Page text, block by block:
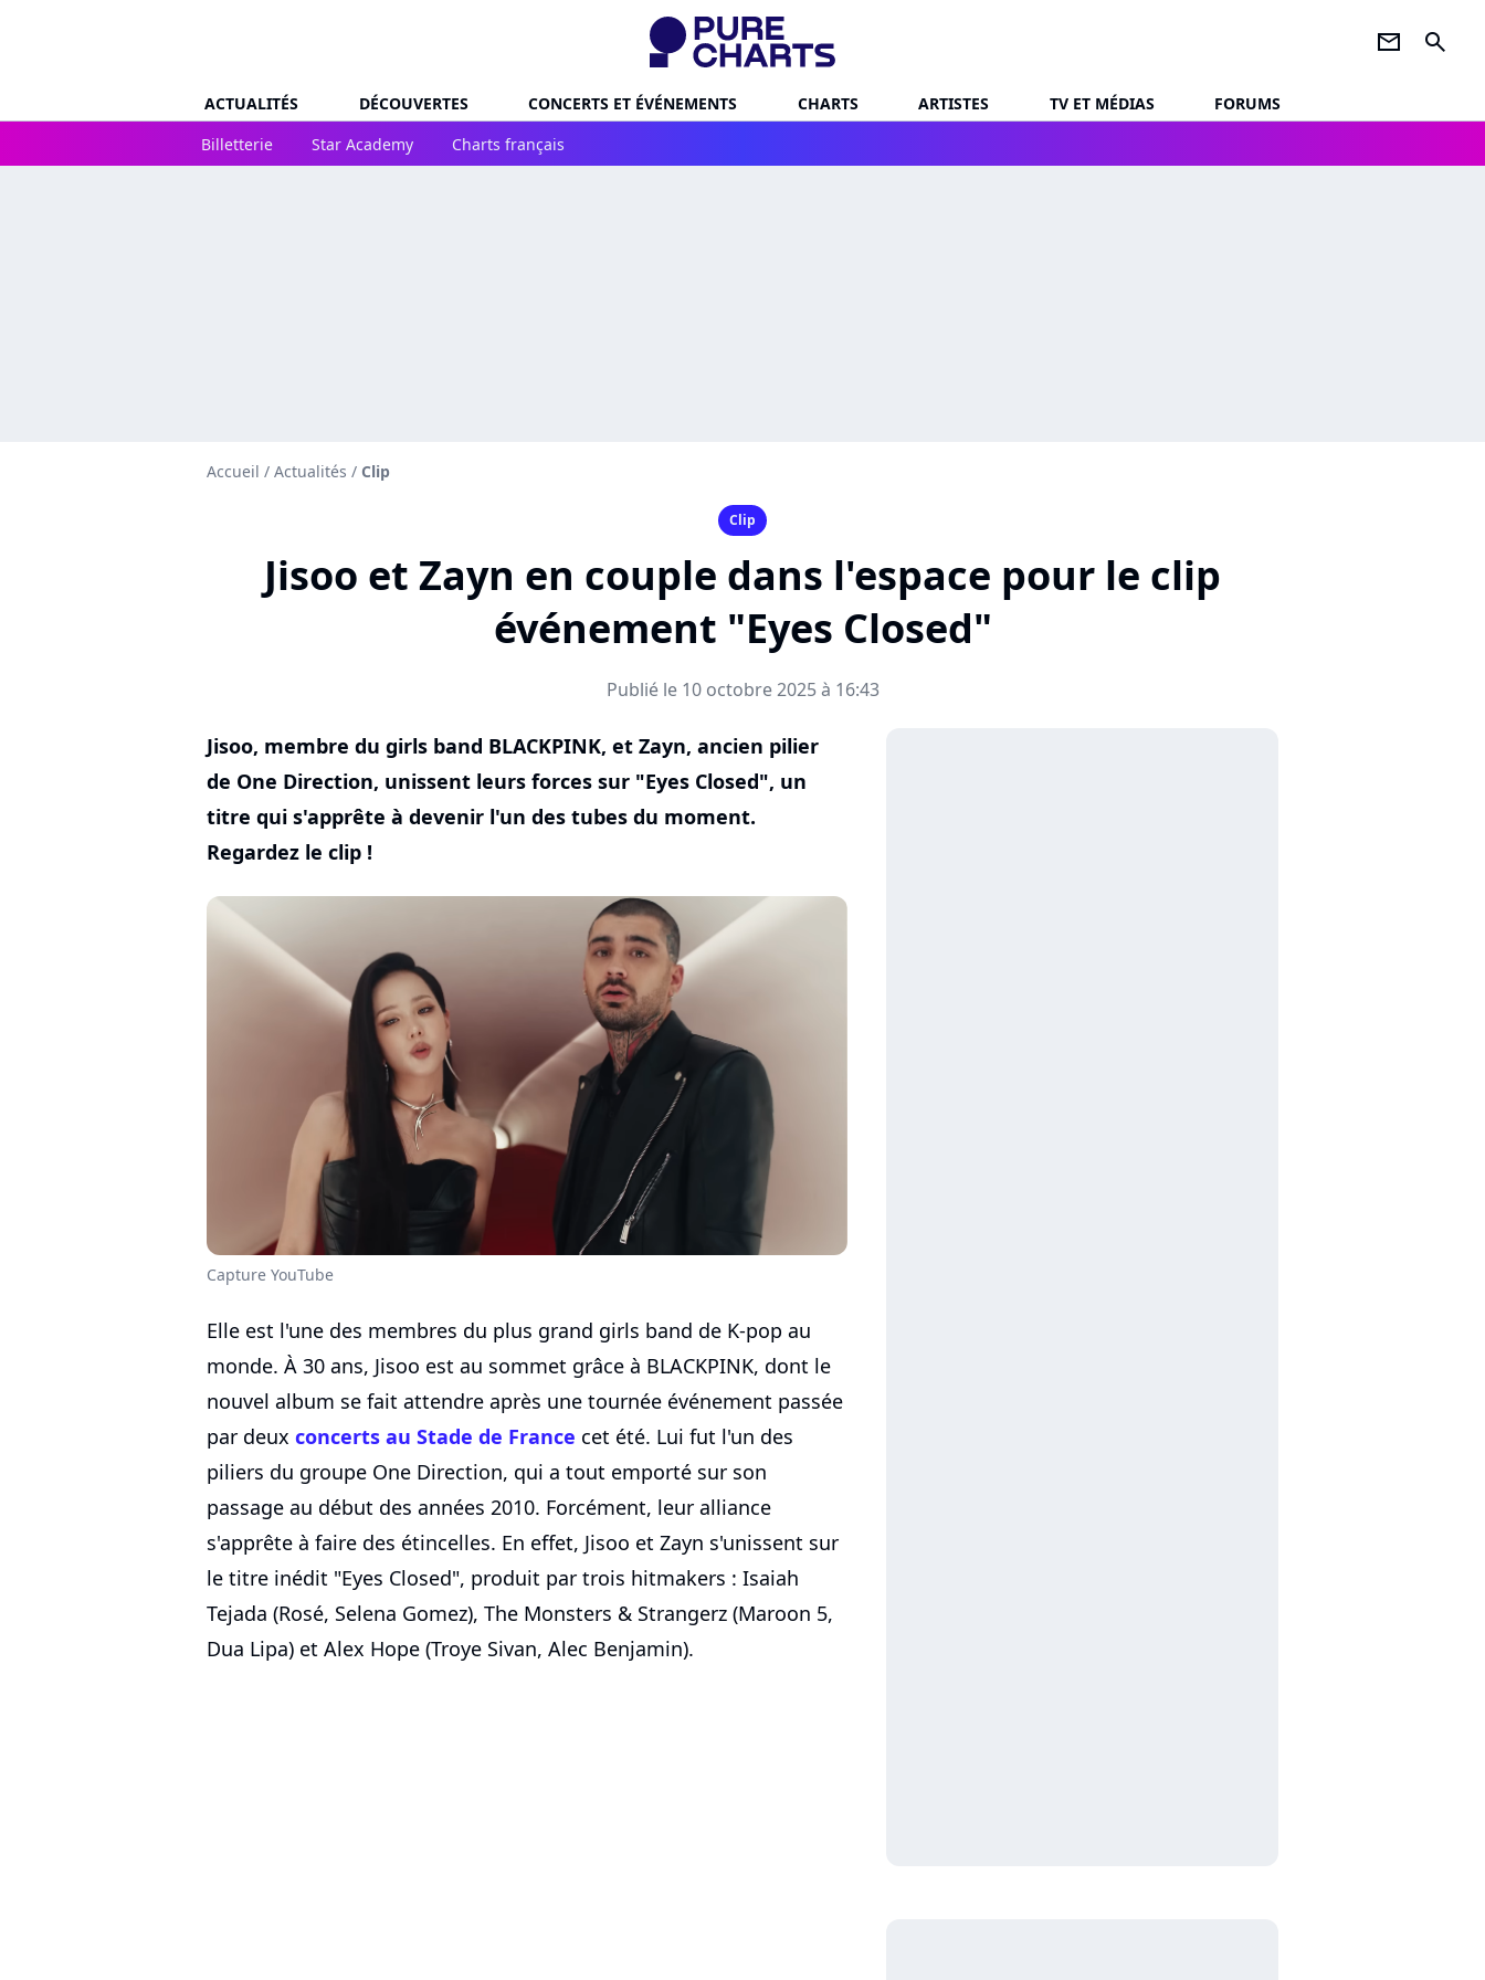
newsletter search
ACTUALITÉS DÉCOUVERTES CONCERTS ET ÉVÉNEMENTS CHARTS ARTISTES TV ET MÉDIAS
FORUMS
Billetterie
Star Academy Charts français
Accueil / Actualités / Clip
Clip
Jisoo et Zayn en couple dans l'espace pour le clip
événement "Eyes Closed"
Publié le 10 octobre 2025 à 16:43
Jisoo, membre du girls band BLACKPINK, et Zayn, ancien pilier
de One Direction, unissent leurs forces sur "Eyes Closed", un
titre qui s'apprête à devenir l'un des tubes du moment.
Regardez le clip !
Capture YouTube
Elle est l'une des membres du plus grand girls band de K-pop au
monde. À 30 ans, Jisoo est au sommet grâce à BLACKPINK, dont le
nouvel album se fait attendre après une tournée événement passée
par deux concerts au Stade de France cet été. Lui fut l'un des
piliers du groupe One Direction, qui a tout emporté sur son
passage au début des années 2010. Forcément, leur alliance
s'apprête à faire des étincelles. En effet, Jisoo et Zayn s'unissent sur
le titre inédit "Eyes Closed", produit par trois hitmakers : Isaiah
Tejada (Rosé, Selena Gomez), The Monsters & Strangerz (Maroon 5,
Dua Lipa) et Alex Hope (Troye Sivan, Alec Benjamin).